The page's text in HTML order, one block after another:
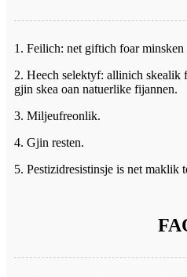
1. Feilich: net giftich foar minsken
2. Heech selektyf: allinich skealik
gjin skea oan natuerlike fijannen.
3. Miljeufreonlik.
4. Gjin resten.
5. Pestizidresistinsje is net maklik